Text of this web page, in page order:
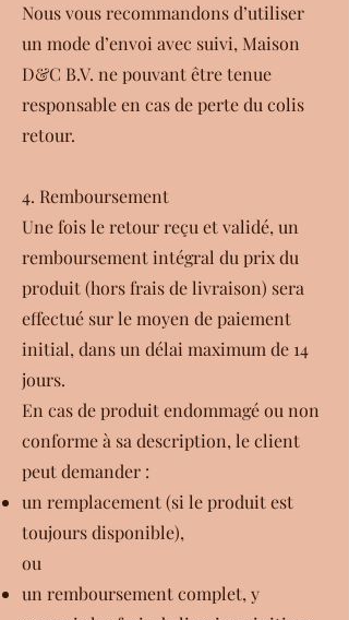
Nous vous recommandons d’utiliser
un mode d’envoi avec suivi, Maison
D&C B.V. ne pouvant être tenue
responsable en cas de perte du colis
retour.
4. Remboursement
Une fois le retour reçu et validé, un
remboursement intégral du prix du
produit (hors frais de livraison) sera
effectué sur le moyen de paiement
initial, dans un délai maximum de 14
jours.
En cas de produit endommagé ou non
conforme à sa description, le client
peut demander :
un remplacement (si le produit est
toujours disponible),
ou
un remboursement complet, y